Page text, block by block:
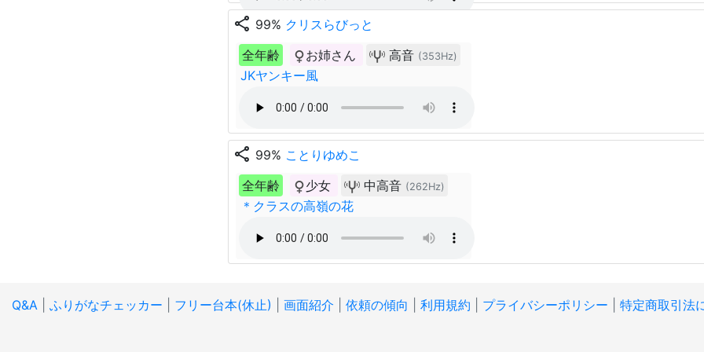
share 99% クリスらびっと
全年齢
お姉さん 高音 (353Hz)
JKヤンキー風
share 99% ことりゆめこ
全年齢
少女 中高音 (262Hz)
＊クラスの高嶺の花
Q&A ふりがなチェッカー フリー台本(休止) 画面紹介 依頼の傾向 利用規約 プライバシーポリシー 特定商取引法